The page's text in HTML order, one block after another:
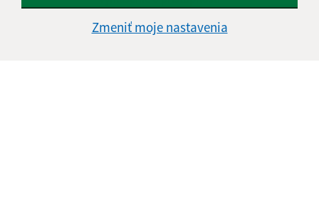
Zmeniť moje nastavenia
Ochrana osobných údajov